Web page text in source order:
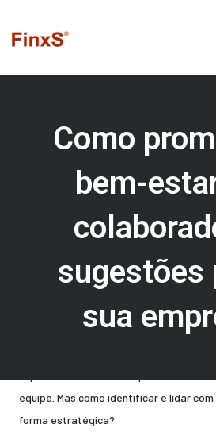
para
conteúdo
Como
bem-
sugestões
sua
bem-estardos
equipe. Mas como identificar e lidar
forma estratégica?